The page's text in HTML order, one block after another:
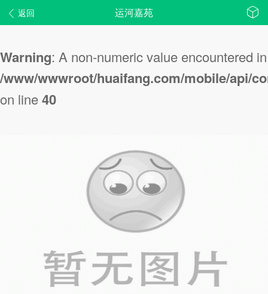
Warning: A non-numeric value encountered in
/www/wwwroot/huaifang.com/mobile/api/
on line40
返回 运河嘉苑